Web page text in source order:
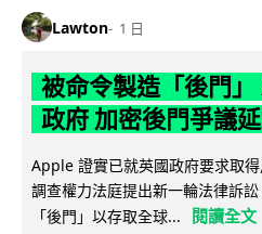
Lawton 1 日
被命令製造「後門
政府 加密後門爭議
Apple 證實已就英國政府要求取
調查權力法庭提出新一輪法律訴
「後門」以存取全球...
閱讀全文